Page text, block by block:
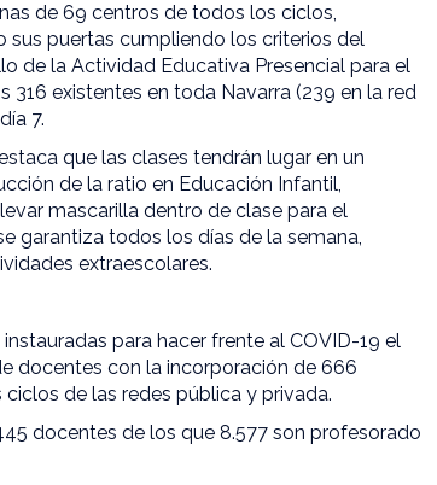
de 69 centros de todos los ciclos,
sus puertas cumpliendo los criterios del
de la Actividad Educativa Presencial para el
existentes en toda Navarra (239 en la red
7.
que las clases tendrán lugar en un
de la ratio en Educación Infantil,
mascarilla dentro de clase para el
garantiza todos los días de la semana,
extraescolares.
para hacer frente al COVID-19 el
docentes con la incorporación de 666
de las redes pública y privada.
docentes de los que 8.577 son profesorado